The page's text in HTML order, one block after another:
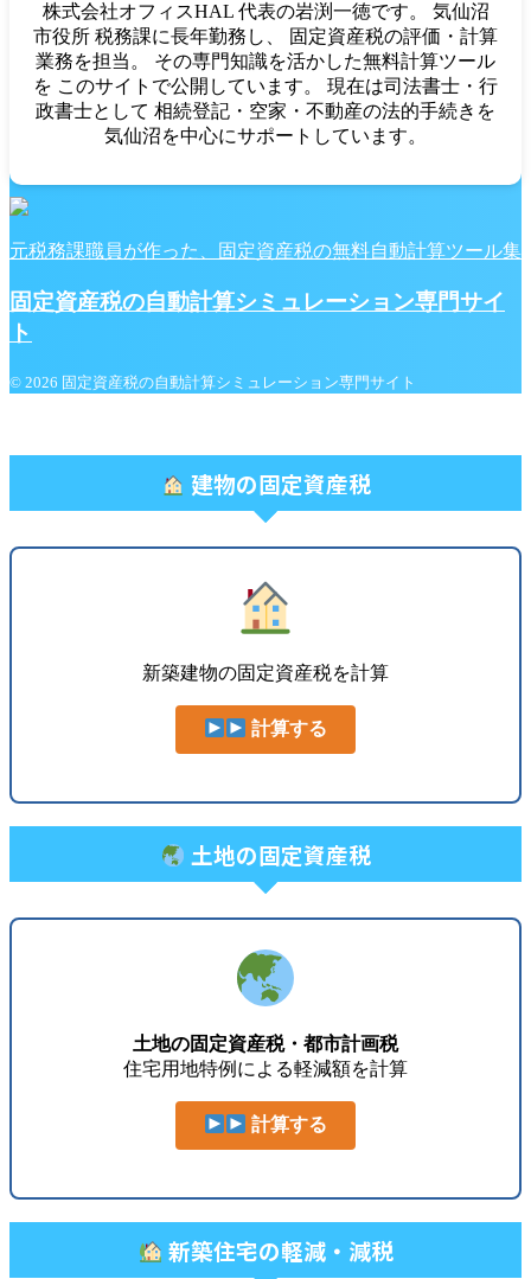
株式会社オフィスHAL 代表の岩渕一徳です。 気仙沼
市役所 税務課に長年勤務し、 固定資産税の評価・計算
業務を担当。 その専門知識を活かした無料計算ツール
を このサイトで公開しています。 現在は司法書士・行
政書士として 相続登記・空家・不動産の法的手続きを
気仙沼を中心にサポートしています。
元税務課職員が作った、固定資産税の無料自動計算ツール集
固定資産税の自動計算シミュレーション専門サイ
ト
© 2026 固定資産税の自動計算シミュレーション専門サイト
建物の固定資産税
新築建物の固定資産税を計算
計算する
土地の固定資産税
土地の固定資産税・都市計画税
住宅用地特例による軽減額を計算
計算する
新築住宅の軽減・減税